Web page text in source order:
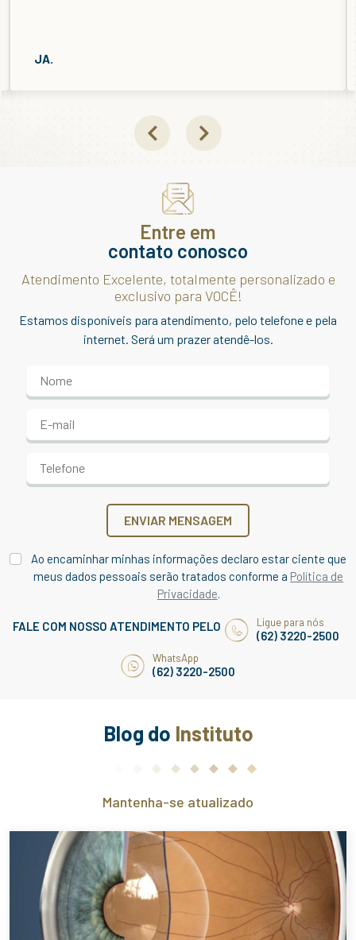
DP.
Entre em
contato conosco
Atendimento Excelente, totalmente personalizado e
exclusivo para VOCÊ!
Estamos disponíveis para atendimento, pelo telefone e pela
internet. Será um prazer atendê-los.
ENVIAR MENSAGEM
Ao encaminhar minhas informações declaro estar ciente que
meus dados pessoais serão tratados conforme a Política de
Privacidade.
FALE COM NOSSO ATENDIMENTO PELO Ligue para nós
(62) 3220-2500
WhatsApp
(62) 3220-2500
Blog do Instituto
Mantenha-se atualizado